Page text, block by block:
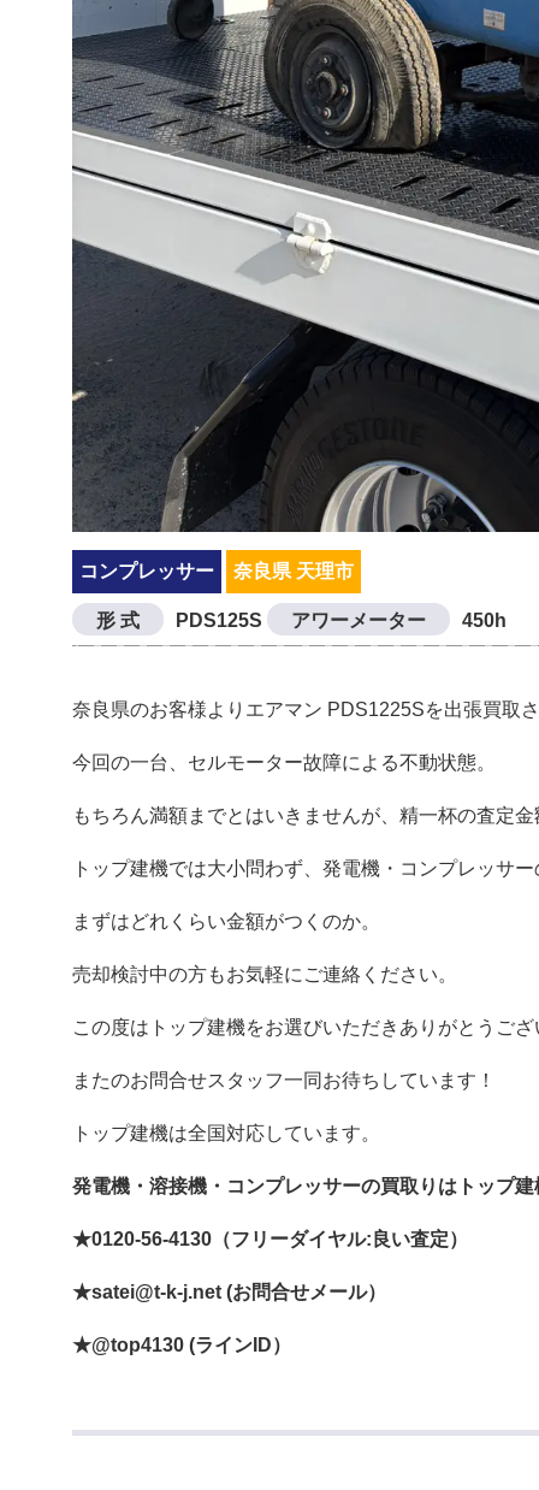
コンプレッサー 奈良県 天理市
形 式 PDS125S アワーメーター 450h
奈良県のお客様よりエアマン PDS1225Sを出張買取
今回の一台、セルモーター故障による不動状態。
もちろん満額までとはいきませんが、精一杯の査定
トップ建機では大小問わず、発電機・コンプレッサ
まずはどれくらい金額がつくのか。
売却検討中の方もお気軽にご連絡ください。
この度はトップ建機をお選びいただきありがとうご
またのお問合せスタッフ一同お待ちしています！
トップ建機は全国対応しています。
発電機・溶接機・コンプレッサーの買取りはトップ
★0120-56-4130（フリーダイヤル:良い査定）
★satei@t-k-j.net (お問合せメール）
★@top4130 (ラインID）